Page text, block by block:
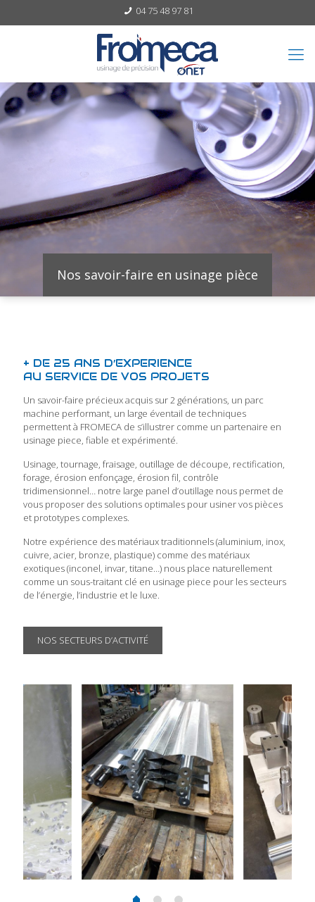
04 75 48 97 81
Nos savoir-faire en usinage pièce
+ DE 25 ANS D’EXPERIENCE
AU SERVICE DE VOS PROJETS
Un savoir-faire précieux acquis sur 2 générations, un parc
machine performant, un large éventail de techniques
permettent à FROMECA de s’illustrer comme un partenaire en
usinage piece, fiable et expérimenté.
Usinage, tournage, fraisage, outillage de découpe, rectification,
forage, érosion enfonçage, érosion fil, contrôle
tridimensionnel… notre large panel d’outillage nous permet de
vous proposer des solutions optimales pour usiner vos pièces
et prototypes complexes.
Notre expérience des matériaux traditionnels (aluminium, inox,
cuivre, acier, bronze, plastique) comme des matériaux
exotiques (inconel, invar, titane…) nous place naturellement
comme un sous-traitant clé en usinage piece pour les secteurs
de l’énergie, l’industrie et le luxe.
NOS SECTEURS D’ACTIVITÉ